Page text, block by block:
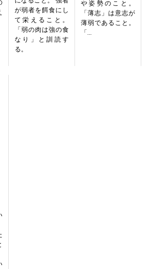
が弱者を餌食にし
て栄えること。
「弱の肉は強の食
なり」と訓読す
る。
や姿勢のこと。
「薄志」は意志が
薄弱であること。
「...